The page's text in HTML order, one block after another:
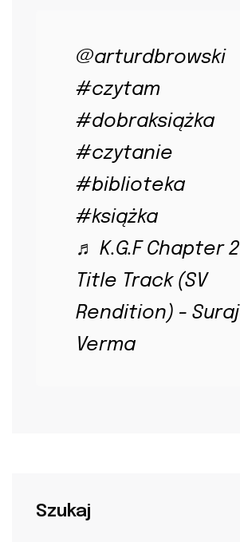
@arturdbrowski
#czytam
#dobraksiążka
#czytanie
#biblioteka
#książka
♬ K.G.F Chapter 2
Title Track (SV
Rendition) - Suraj
Verma
Szukaj